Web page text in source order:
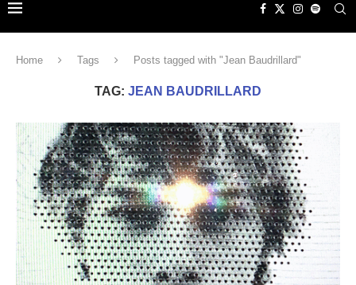
Home Tags Posts tagged with "Jean Baudrillard"
TAG: JEAN BAUDRILLARD